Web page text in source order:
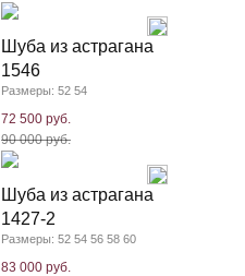
Шуба из астрагана
1546
Размеры: 52 54
72 500 руб.
90 000 руб.
Шуба из астрагана
1427-2
Размеры: 52 54 56 58 60
83 000 руб.